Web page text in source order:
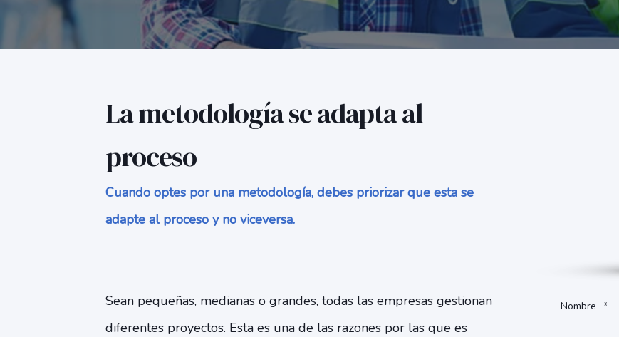
La metodología se adapta al
proceso
Cuando optes por una metodología, debes priorizar que esta se
adapte al proceso y no viceversa.
Sean pequeñas, medianas o grandes, todas las empresas gestionan
diferentes proyectos. Esta es una de las razones por las que es
Nombre *